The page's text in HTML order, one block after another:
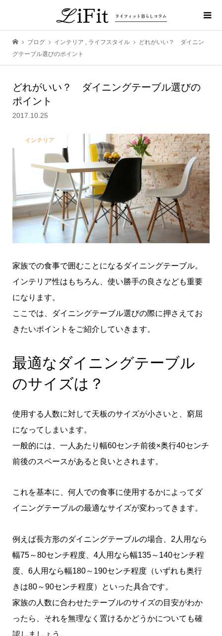
ブログ インテリア , ライフスタイル
どれがいい？ ダイニン
グテーブル選びのポイント
どれがいい？ ダイニングテーブル選びの
ポイント
2017.10.25
インテリア
家族での食事で囲むことになるダイニングテーブル。
インテリア性はもちろん、使い勝手の良さなども重要
になります。
ここでは、ダイニングテーブル選びの際に押さえてお
きたいポイントをご紹介していきます。
最適なダイニングテーブル
のサイズは？
使用する人数に対して天板のサイズが小さいと、窮屈
になってしまいます。
一般的には、一人あたり幅60センチ前後×奥行40センチ
前後のスペースがあると良いとされます。
これを基本に、何人での食事に使用するかによってダ
イニングテーブルの最適なサイズが変わってきます。
例えば長方形のダイニングテーブルの場合、2人用なら
幅75～80センチ程度、4人用なら幅135～140センチ程
度、6人用なら幅180～190センチ程度（いずれも奥行
きは80～90センチ程度）といった具合です。
家族の人数に合わせたテーブルのサイズの目安がわか
ったら、それを無理なく置けるかどうかについても確
認しましょう。